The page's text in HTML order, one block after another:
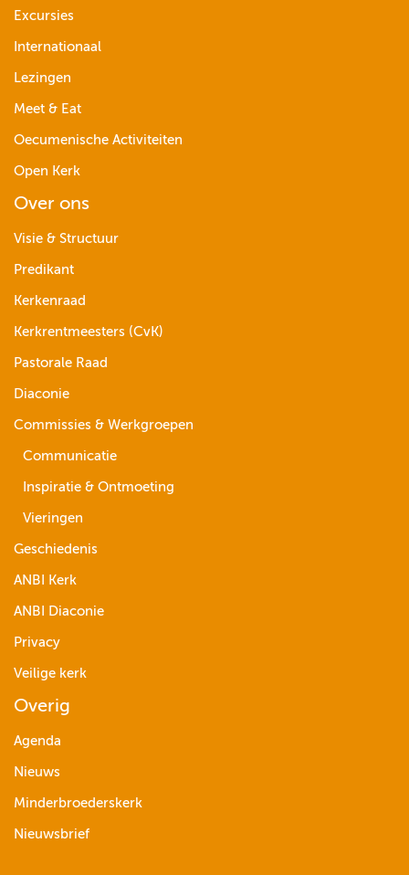
Excursies
Internationaal
Lezingen
Meet & Eat
Oecumenische Activiteiten
Open Kerk
Over ons
Visie & Structuur
Predikant
Kerkenraad
Kerkrentmeesters (CvK)
Pastorale Raad
Diaconie
Commissies & Werkgroepen
Communicatie
Inspiratie & Ontmoeting
Vieringen
Geschiedenis
ANBI Kerk
ANBI Diaconie
Privacy
Veilige kerk
Overig
Agenda
Nieuws
Minderbroederskerk
Nieuwsbrief